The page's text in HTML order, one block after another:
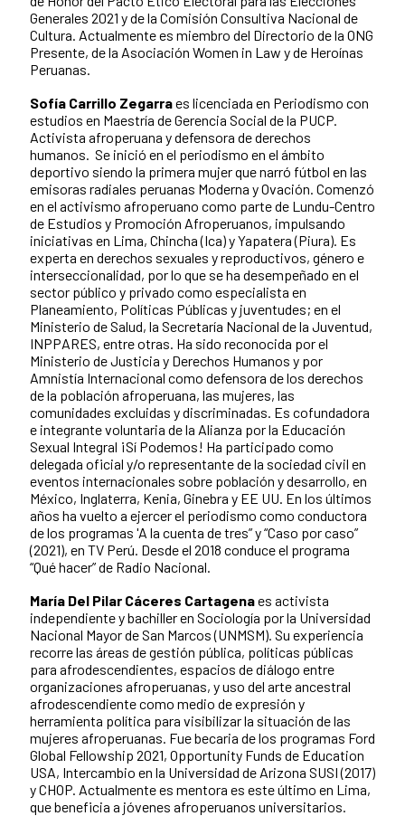
Generales 2021 y de la Comisión Consultiva Nacional de
Cultura. Actualmente es miembro del Directorio de la ONG
Presente, de la Asociación Women in Law y de Heroínas
Peruanas.
Sofía Carrillo Zegarraes licenciada en Periodismo con
estudios en Maestría de Gerencia Social de la PUCP.
Activista afroperuana y defensora de derechos
humanos. Se inició en el periodismo en el ámbito
deportivo siendo la primera mujer que narró fútbol en las
emisoras radiales peruanas Moderna y Ovación. Comenzó
en el activismo afroperuano como parte de Lundu-Centro
de Estudios y Promoción Afroperuanos, impulsando
iniciativas en Lima, Chincha (Ica) y Yapatera (Piura). Es
experta en derechos sexuales y reproductivos, género e
interseccionalidad, por lo que se ha desempeñado en el
sector público y privado como especialista en
Planeamiento, Políticas Públicas y juventudes; en el
Ministerio de Salud, la Secretaría Nacional de la Juventud,
INPPARES, entre otras. Ha sido reconocida por el
Ministerio de Justicia y Derechos Humanos y por
Amnistía Internacional como defensora de los derechos
de la población afroperuana, las mujeres, las
comunidades excluidas y discriminadas. Es cofundadora
e integrante voluntaria de la Alianza por la Educación
Sexual Integral ¡Sí Podemos! Ha participado como
delegada oficial y/o representante de la sociedad civil en
eventos internacionales sobre población y desarrollo, en
México, Inglaterra, Kenia, Ginebra y EE UU. En los últimos
años ha vuelto a ejercer el periodismo como conductora
de los programas 'A la cuenta de tres” y “Caso por caso”
(2021), en TV Perú. Desde el 2018 conduce el programa
“Qué hacer” de Radio Nacional.
María Del Pilar Cáceres Cartagenaes activista
independiente y bachiller en Sociología por la Universidad
Nacional Mayor de San Marcos (UNMSM). Su experiencia
recorre las áreas de gestión pública, políticas públicas
para afrodescendientes, espacios de diálogo entre
organizaciones afroperuanas, y uso del arte ancestral
afrodescendiente como medio de expresión y
herramienta política para visibilizar la situación de las
mujeres afroperuanas. Fue becaria de los programas Ford
Global Fellowship 2021, Opportunity Funds de Education
USA, Intercambio en la Universidad de Arizona SUSI (2017)
y CHOP. Actualmente es mentora es este último en Lima,
que beneficia a jóvenes afroperuanos universitarios.